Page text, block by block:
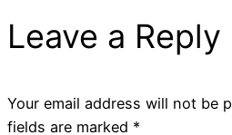
Leave a Reply
Your email address will not be
fields are marked *